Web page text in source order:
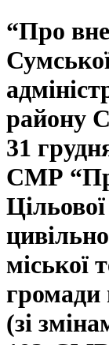
“Про
району
31
СМР
міської
громади
(зі